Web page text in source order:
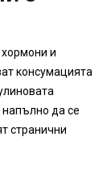
и
консумацията
напълно да се
странични